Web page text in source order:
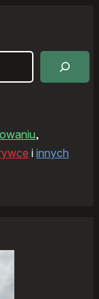
,
i innych